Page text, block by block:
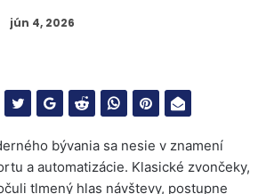
jún 4, 2026
bývania sa nesie v znamení
a automatizácie. Klasické zvončeky,
tlmený hlas návštevy, postupne